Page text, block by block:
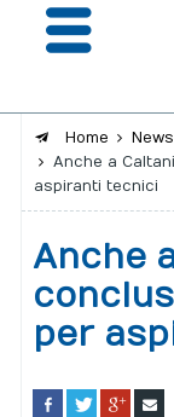
Home News
Anche a
aspiranti tecnici
Anche
per